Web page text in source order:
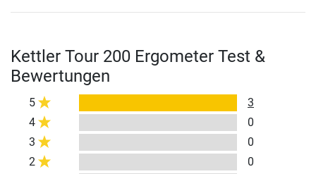
Kettler Tour 200 Ergometer Test &
Bewertungen
5
3
4
0
3
0
2
0